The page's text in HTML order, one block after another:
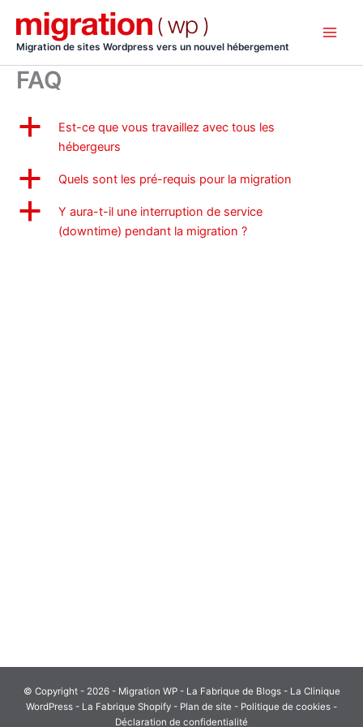
contenu
Migration de sites Wordpress vers un nouvel hébergement
FAQ
a
Est-ce que vous travaillez avec tous les
hébergeurs
a Quels sont les pré-requis pour la migration
a
Y aura-t-il une interruption de service
(downtime) pendant la migration ?
© Copyright - 2026 - Migration WP - La Fabrique de Blogs- La Clinique
WordPress - La Fabrique Shopify - Plan de site - Politique de cookies -
Déclaration de confidentialité